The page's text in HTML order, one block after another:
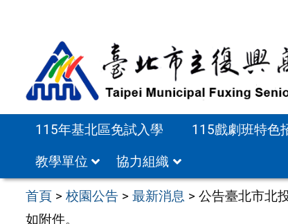
115年基北區免試入學 115戲劇班特色
教學單位
協力組織
首頁 >校園公告 >最新消息 >公告臺北市北
如附件。